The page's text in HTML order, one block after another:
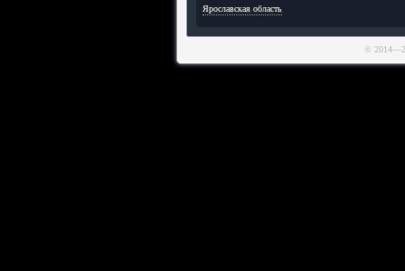
Ярославская область
© 2014—